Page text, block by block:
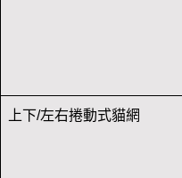
上下/左右捲動式貓網